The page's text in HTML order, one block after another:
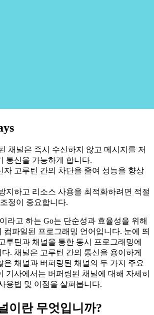
채널은 즉시 수신하지 않고 메시지를 저
통신을 가능하게 합니다.
자 고루틴 간의 차단을 줄여 성능을 향상
지하고 리소스 사용을 최적화하려면 적절
정이 중요합니다.
라고 하는 Go는 단순성과 효율성을 위해
컴파일된 프로그래밍 언어입니다. 눈에 띄
루틴과 채널을 통한 동시 프로그래밍에
. 채널은 고루틴 간의 통신을 용이하게
은 채널과 버퍼링된 채널의 두 가지 주요
기사에서는 버퍼링된 채널에 대해 자세히
용법 및 이점을 살펴봅니다.
이란 무엇입니까?